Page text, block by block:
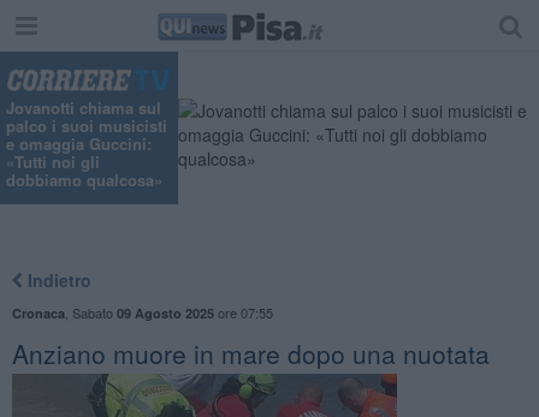
Jovanotti chiama sul
palco i suoi musicisti
e omaggia Guccini:
«Tutti noi gli
dobbiamo qualcosa»
Indietro
Cronaca Sabato 09 Agosto 2025ore 07:55
Anziano muore in mare dopo una nuotata